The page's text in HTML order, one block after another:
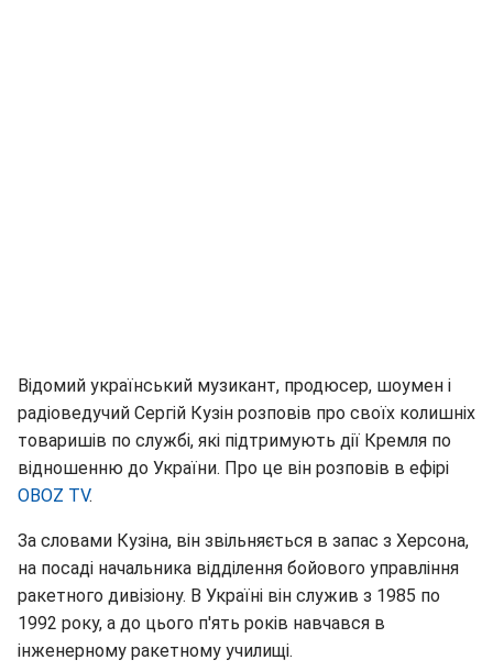
Відомий український музикант, продюсер, шоумен і
радіоведучий Сергій Кузін розповів про своїх колишніх
товаришів по службі, які підтримують дії Кремля по
відношенню до України. Про це він розповів в ефірі
OBOZ TV.
За словами Кузіна, він звільняється в запас з Херсона,
на посаді начальника відділення бойового управління
ракетного дивізіону. В Україні він служив з 1985 по
1992 року, а до цього п'ять років навчався в
інженерному ракетному училищі.